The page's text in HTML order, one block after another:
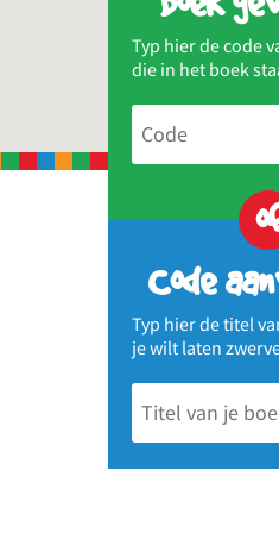
Typ hier de code
die in het boek
Code
Typ hier de titel
je wilt laten